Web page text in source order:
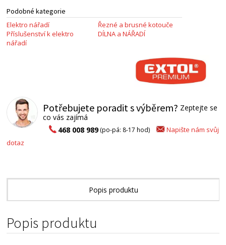
Podobné kategorie
Elektro nářadí
Příslušenství k elektro
nářadí
Řezné a brusné kotouče
DÍLNA a NÁŘADÍ
Potřebujete poradit s výběrem? Zeptejte se
co vás zajímá
468 008 989(po-pá: 8-17 hod)
Napište nám svůj
dotaz
Popis produktu
Popis produktu